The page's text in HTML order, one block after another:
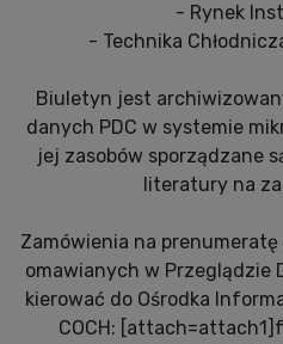
- Rynek
- Technika
Biuletyn jest
danych PDC w systemie
jej zasobów sporządzane
literatury na
Zamówienia na prenumeratę
omawianych w Przeglądzie
kierować do Ośrodka
COCH: